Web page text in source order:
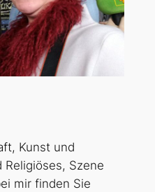
Kunst und
Religiöses, Szene
mir finden Sie